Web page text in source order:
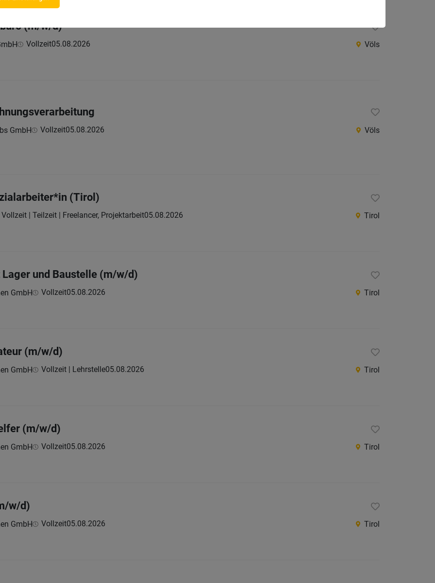
(m/w/d)
Vollzeit05.08.2026 Völs
GmbH Vollzeit05.08.2026 Völs
(Tirol)
Vollzeit | Teilzeit | Freelancer, Projektarbeit05.08.2026 Tirol
und Baustelle (m/w/d)
GmbH Vollzeit05.08.2026 Tirol
(m/w/d)
GmbH Vollzeit | Lehrstelle05.08.2026 Tirol
(m/w/d)
GmbH Vollzeit05.08.2026 Tirol
w/d)
GmbH Vollzeit05.08.2026 Tirol